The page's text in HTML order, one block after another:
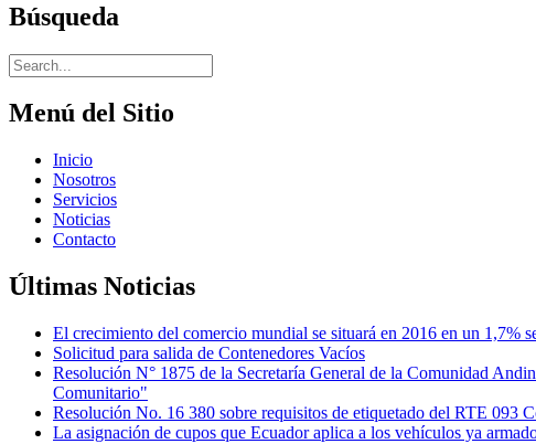
Búsqueda
Menú del Sitio
Inicio
Nosotros
Servicios
Noticias
Contacto
Últimas Noticias
El crecimiento del comercio mundial se situará en 2016 en un 1,7%
Solicitud para salida de Contenedores Vacíos
Resolución N° 1875 de la Secretaría General de la Comunidad
Comunitario"
Resolución No. 16 380 sobre requisitos de etiquetado del RTE 093
La asignación de cupos que Ecuador aplica a los vehículos ya